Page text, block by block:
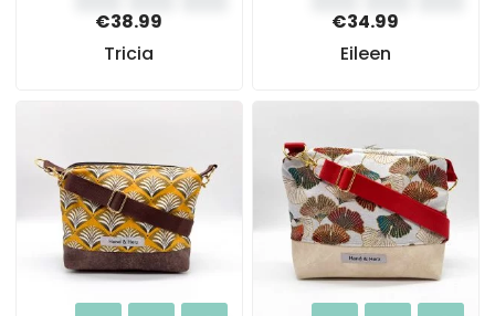
€38.99
Tricia
€34.99
Eileen